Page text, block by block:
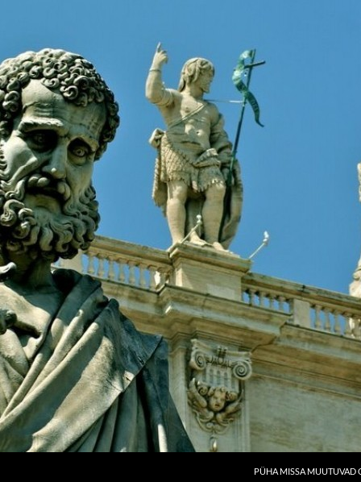
PÜHA MISSA MUUTUVAD